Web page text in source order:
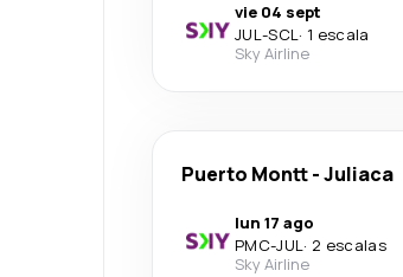
vie 04 sept
JUL-SCL· 1 escala
Sky Airline
Puerto Montt-Juliaca
lun 17 ago
PMC-JUL· 2 escalas
Sky Airline